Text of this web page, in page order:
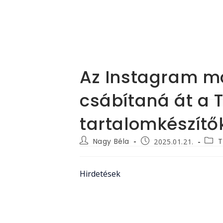
Az Instagram
csábítaná át a
PostNagy Béla
Post2025.01.21.
Post
Hirdetések